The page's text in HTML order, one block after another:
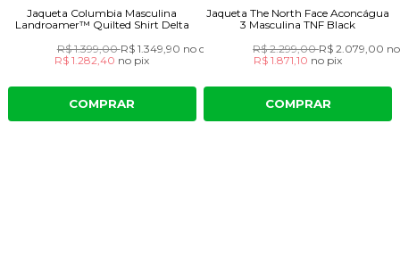
Jaqueta Columbia Masculina
Landroamer™ Quilted Shirt Delta
R$ 1.399,00R$ 1.349,90 no cartão
R$ 1.282,40 no pix
COMPRAR
Jaqueta The North Face Aconcágua
3 Masculina TNF Black
R$ 2.299,00R$ 2.079,00
R$ 1.871,10 no pix
COMPRAR